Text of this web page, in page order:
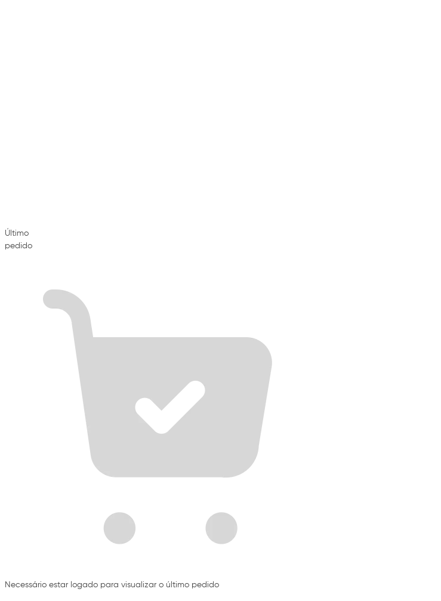
Último
pedido
Necessário estar logado para visualizar o último pedido